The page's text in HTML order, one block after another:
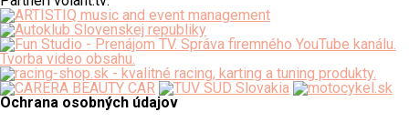
Ochrana osobných údajov